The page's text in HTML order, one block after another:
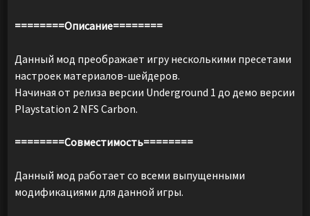
========Описание========
Данный мод преображает игру несколькими пресетами
настроек материалов-шейдеров.
Начиная от релиза версии Underground 1 до демо версии
Playstation 2 NFS Carbon.
========Совместимость========
Данный мод работает со всеми выпущенными
модификациями для данной игры.